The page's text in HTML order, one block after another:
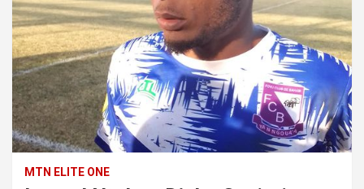
MTN ELITE ONE